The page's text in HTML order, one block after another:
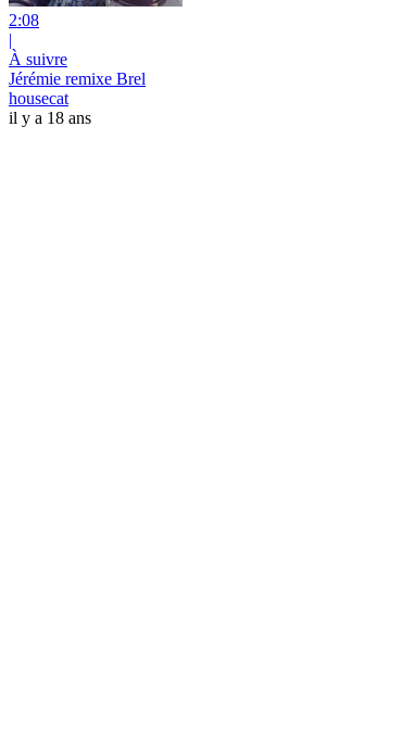
2:08
|
À suivre
Jérémie remixe Brel
housecat
il y a 18 ans